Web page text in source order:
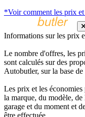
*Voir comment les prix
Informations sur les prix
Le nombre d'offres, les
sont calculés sur des
Autobutler, sur la base
Les prix et les
la marque, du modèle,
garage et du moment et
être effectuée.